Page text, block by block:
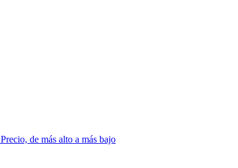
Precio, de más alto a más bajo